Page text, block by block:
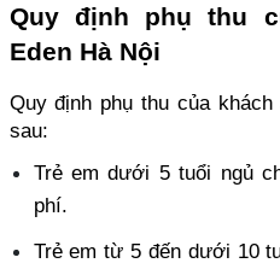
Quy định phụ thu
Eden Hà Nội
Quy định phụ thu của
sau:
Trẻ em dưới 5 tuổi ngủ
phí.
Trẻ em từ 5 đến dưới 10